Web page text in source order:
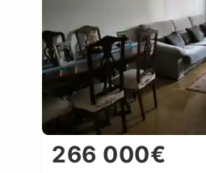
266 000€